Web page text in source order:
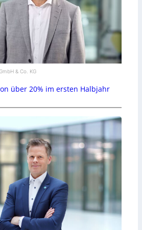
& Co. KG
über 20% im ersten Halbjahr